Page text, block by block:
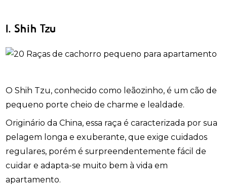
1. Shih Tzu
O Shih Tzu, conhecido como leãozinho, é um cão de
pequeno porte cheio de charme e lealdade.
Originário da China, essa raça é caracterizada por sua
pelagem longa e exuberante, que exige cuidados
regulares, porém é surpreendentemente fácil de
cuidar e adapta-se muito bem à vida em
apartamento.